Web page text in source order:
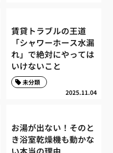
賃貸トラブルの王道
「シャワーホース水漏
れ」で絶対にやっては
いけないこと
2025.11.04
未分類
お湯が出ない！そのと
き浴室乾燥機も動かな